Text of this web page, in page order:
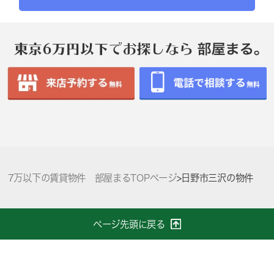
7万以下の賃貸物件 部屋まるTOPページ>日野市三沢の物件
ページ先頭に戻る